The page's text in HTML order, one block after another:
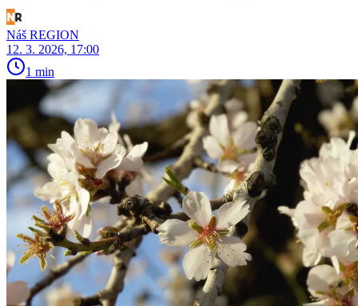
Náš REGION
12. 3. 2026, 17:00
1 min